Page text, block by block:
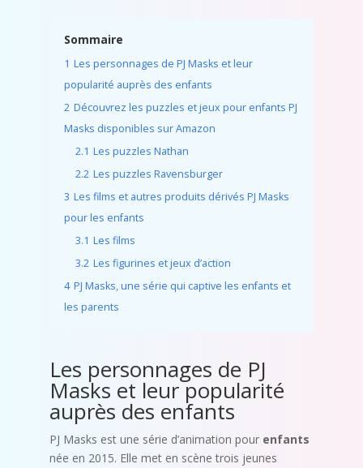
Sommaire
1 Les personnages de PJ Masks et leur
popularité auprès des enfants
2 Découvrez les puzzles et jeux pour enfants PJ
Masks disponibles sur Amazon
2.1 Les puzzles Nathan
2.2 Les puzzles Ravensburger
3 Les films et autres produits dérivés PJ Masks
pour les enfants
3.1 Les films
3.2 Les figurines et jeux d’action
4 PJ Masks, une série qui captive les enfants et
les parents
Les personnages de PJ
Masks et leur popularité
auprès des enfants
PJ Masks est une série d’animation pour enfants
née en 2015. Elle met en scène trois jeunes